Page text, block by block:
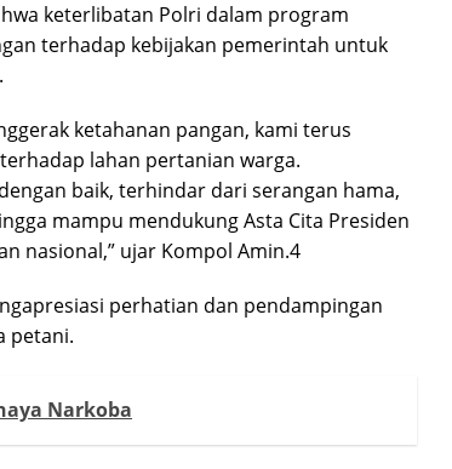
keterlibatan Polri dalam program
terhadap kebijakan pemerintah untuk
ketahanan pangan, kami terus
lahan pertanian warga.
baik, terhindar dari serangan hama,
mampu mendukung Asta Cita Presiden
nasional,” ujar Kompol Amin.4
perhatian dan pendampingan
petani.
Narkoba